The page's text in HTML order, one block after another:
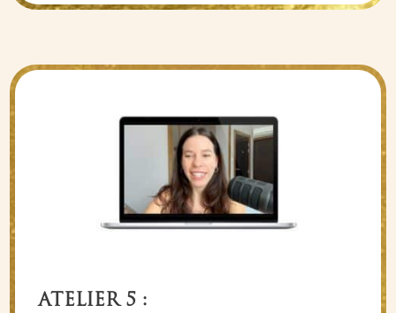
ATELIER 5 :